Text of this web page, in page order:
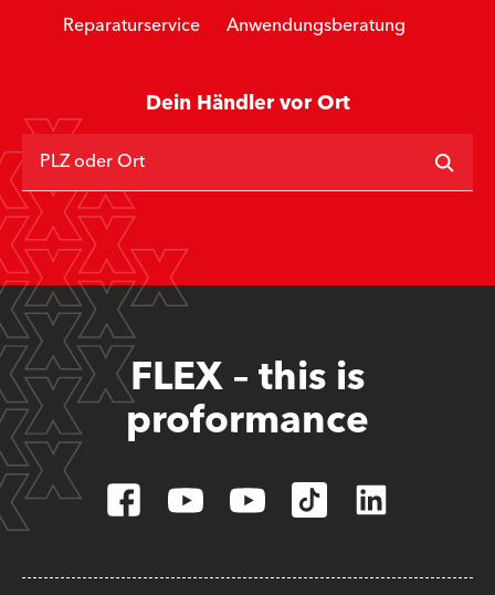
Reparaturservice Anwendungsberatung
Dein Händler vor Ort
PLZ oder Ort
FLEX – this is
proformance